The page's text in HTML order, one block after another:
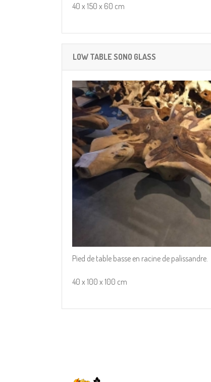
40 x 150 x 60 cm
LOW TABLE SONO GLASS
Pied de table basse en racine de palissandre.
40 x 100 x 100 cm